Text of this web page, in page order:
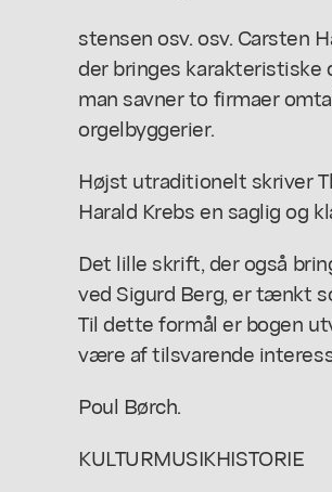
stensen osv. osv. Carsten
der bringes
man savner to firmaer
orgelbyggerier.
Højst utraditionelt skriver
Harald Krebs en saglig og
Det lille skrift, der også
ved Sigurd Berg, er tænkt
Til dette formål er bogen
være af tilsvarende
Poul Børch.
KULTURMUSIKHISTORIE